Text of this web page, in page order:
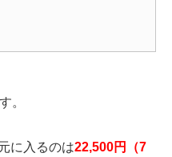
。
に入るのは22,500円（7